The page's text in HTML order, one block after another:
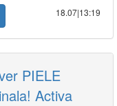
18.07|13:19
PIELE
Activa